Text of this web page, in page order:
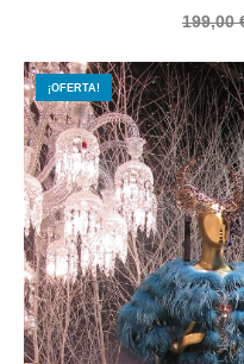
199,00
¡OFERTA!